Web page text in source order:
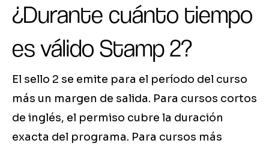
¿Durante cuánto tiempo
es válido Stamp 2?
El sello 2 se emite para el período del curso
más un margen de salida. Para cursos cortos
de inglés, el permiso cubre la duración
exacta del programa. Para cursos más